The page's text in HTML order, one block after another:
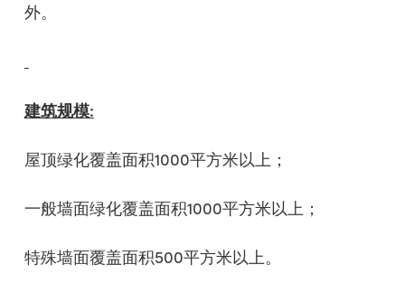
外。
建筑规模:
屋顶绿化覆盖面积1000平方米以上；
一般墙面绿化覆盖面积1000平方米以上；
特殊墙面覆盖面积500平方米以上。